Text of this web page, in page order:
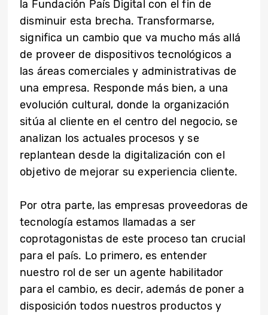
la Fundación País Digital con el fin de
disminuir esta brecha. Transformarse,
significa un cambio que va mucho más allá
de proveer de dispositivos tecnológicos a
las áreas comerciales y administrativas de
una empresa. Responde más bien, a una
evolución cultural, donde la organización
sitúa al cliente en el centro del negocio, se
analizan los actuales procesos y se
replantean desde la digitalización con el
objetivo de mejorar su experiencia cliente.
Por otra parte, las empresas proveedoras de
tecnología estamos llamadas a ser
coprotagonistas de este proceso tan crucial
para el país. Lo primero, es entender
nuestro rol de ser un agente habilitador
para el cambio, es decir, además de poner a
disposición todos nuestros productos y